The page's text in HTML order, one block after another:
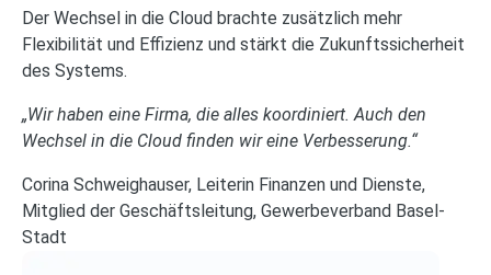
Der Wechsel in die Cloud brachte zusätzlich mehr
Flexibilität und Effizienz und stärkt die Zukunftssicherheit
des Systems.
„Wir haben eine Firma, die alles koordiniert. Auch den
Wechsel in die Cloud finden wir eine Verbesserung.“
Corina Schweighauser, Leiterin Finanzen und Dienste,
Mitglied der Geschäftsleitung, Gewerbeverband Basel-
Stadt